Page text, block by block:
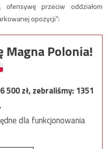
ofensywę przeciw oddziałom
opozycji”:
Magna Polonia!
500zł, zebraliśmy:1351
dla funkcjonowania